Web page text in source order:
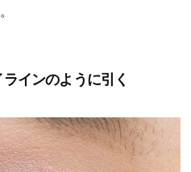
インのように引く